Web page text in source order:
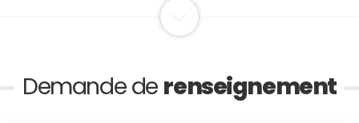
Demande de renseignement